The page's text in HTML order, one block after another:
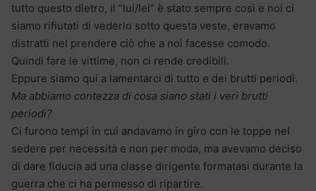
tutto questo dietro, il “lui/lei” è stato sempre così e noi ci
siamo rifiutati di vederlo sotto questa veste, eravamo
distratti nel prendere ciò che a noi facesse comodo.
Quindi fare le vittime, non ci rende credibili.
Eppure siamo qui a lamentarci di tutto e dei brutti periodi.
Ma abbiamo contezza di cosa siano stati i veri brutti
periodi?
Ci furono tempi in cui andavamo in giro con le toppe nel
sedere per necessità e non per moda, ma avevamo deciso
di dare fiducia ad una classe dirigente formatasi durante la
guerra che ci ha permesso di ripartire.